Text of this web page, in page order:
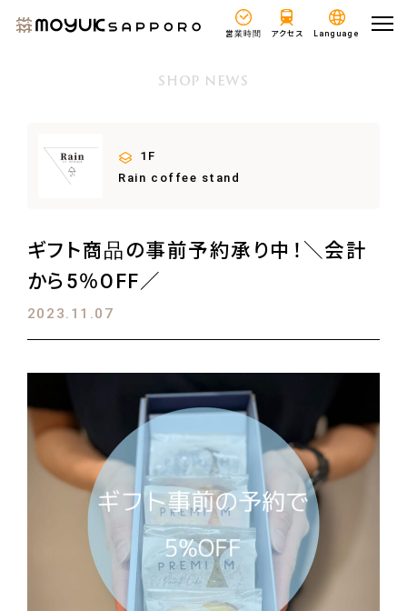
営業時間 アクセス Language
SHOP NEWS
ギフト商品の事前予約承り中！＼会計
から5％OFF／
2023.11.07
1F
Rain coffee stand